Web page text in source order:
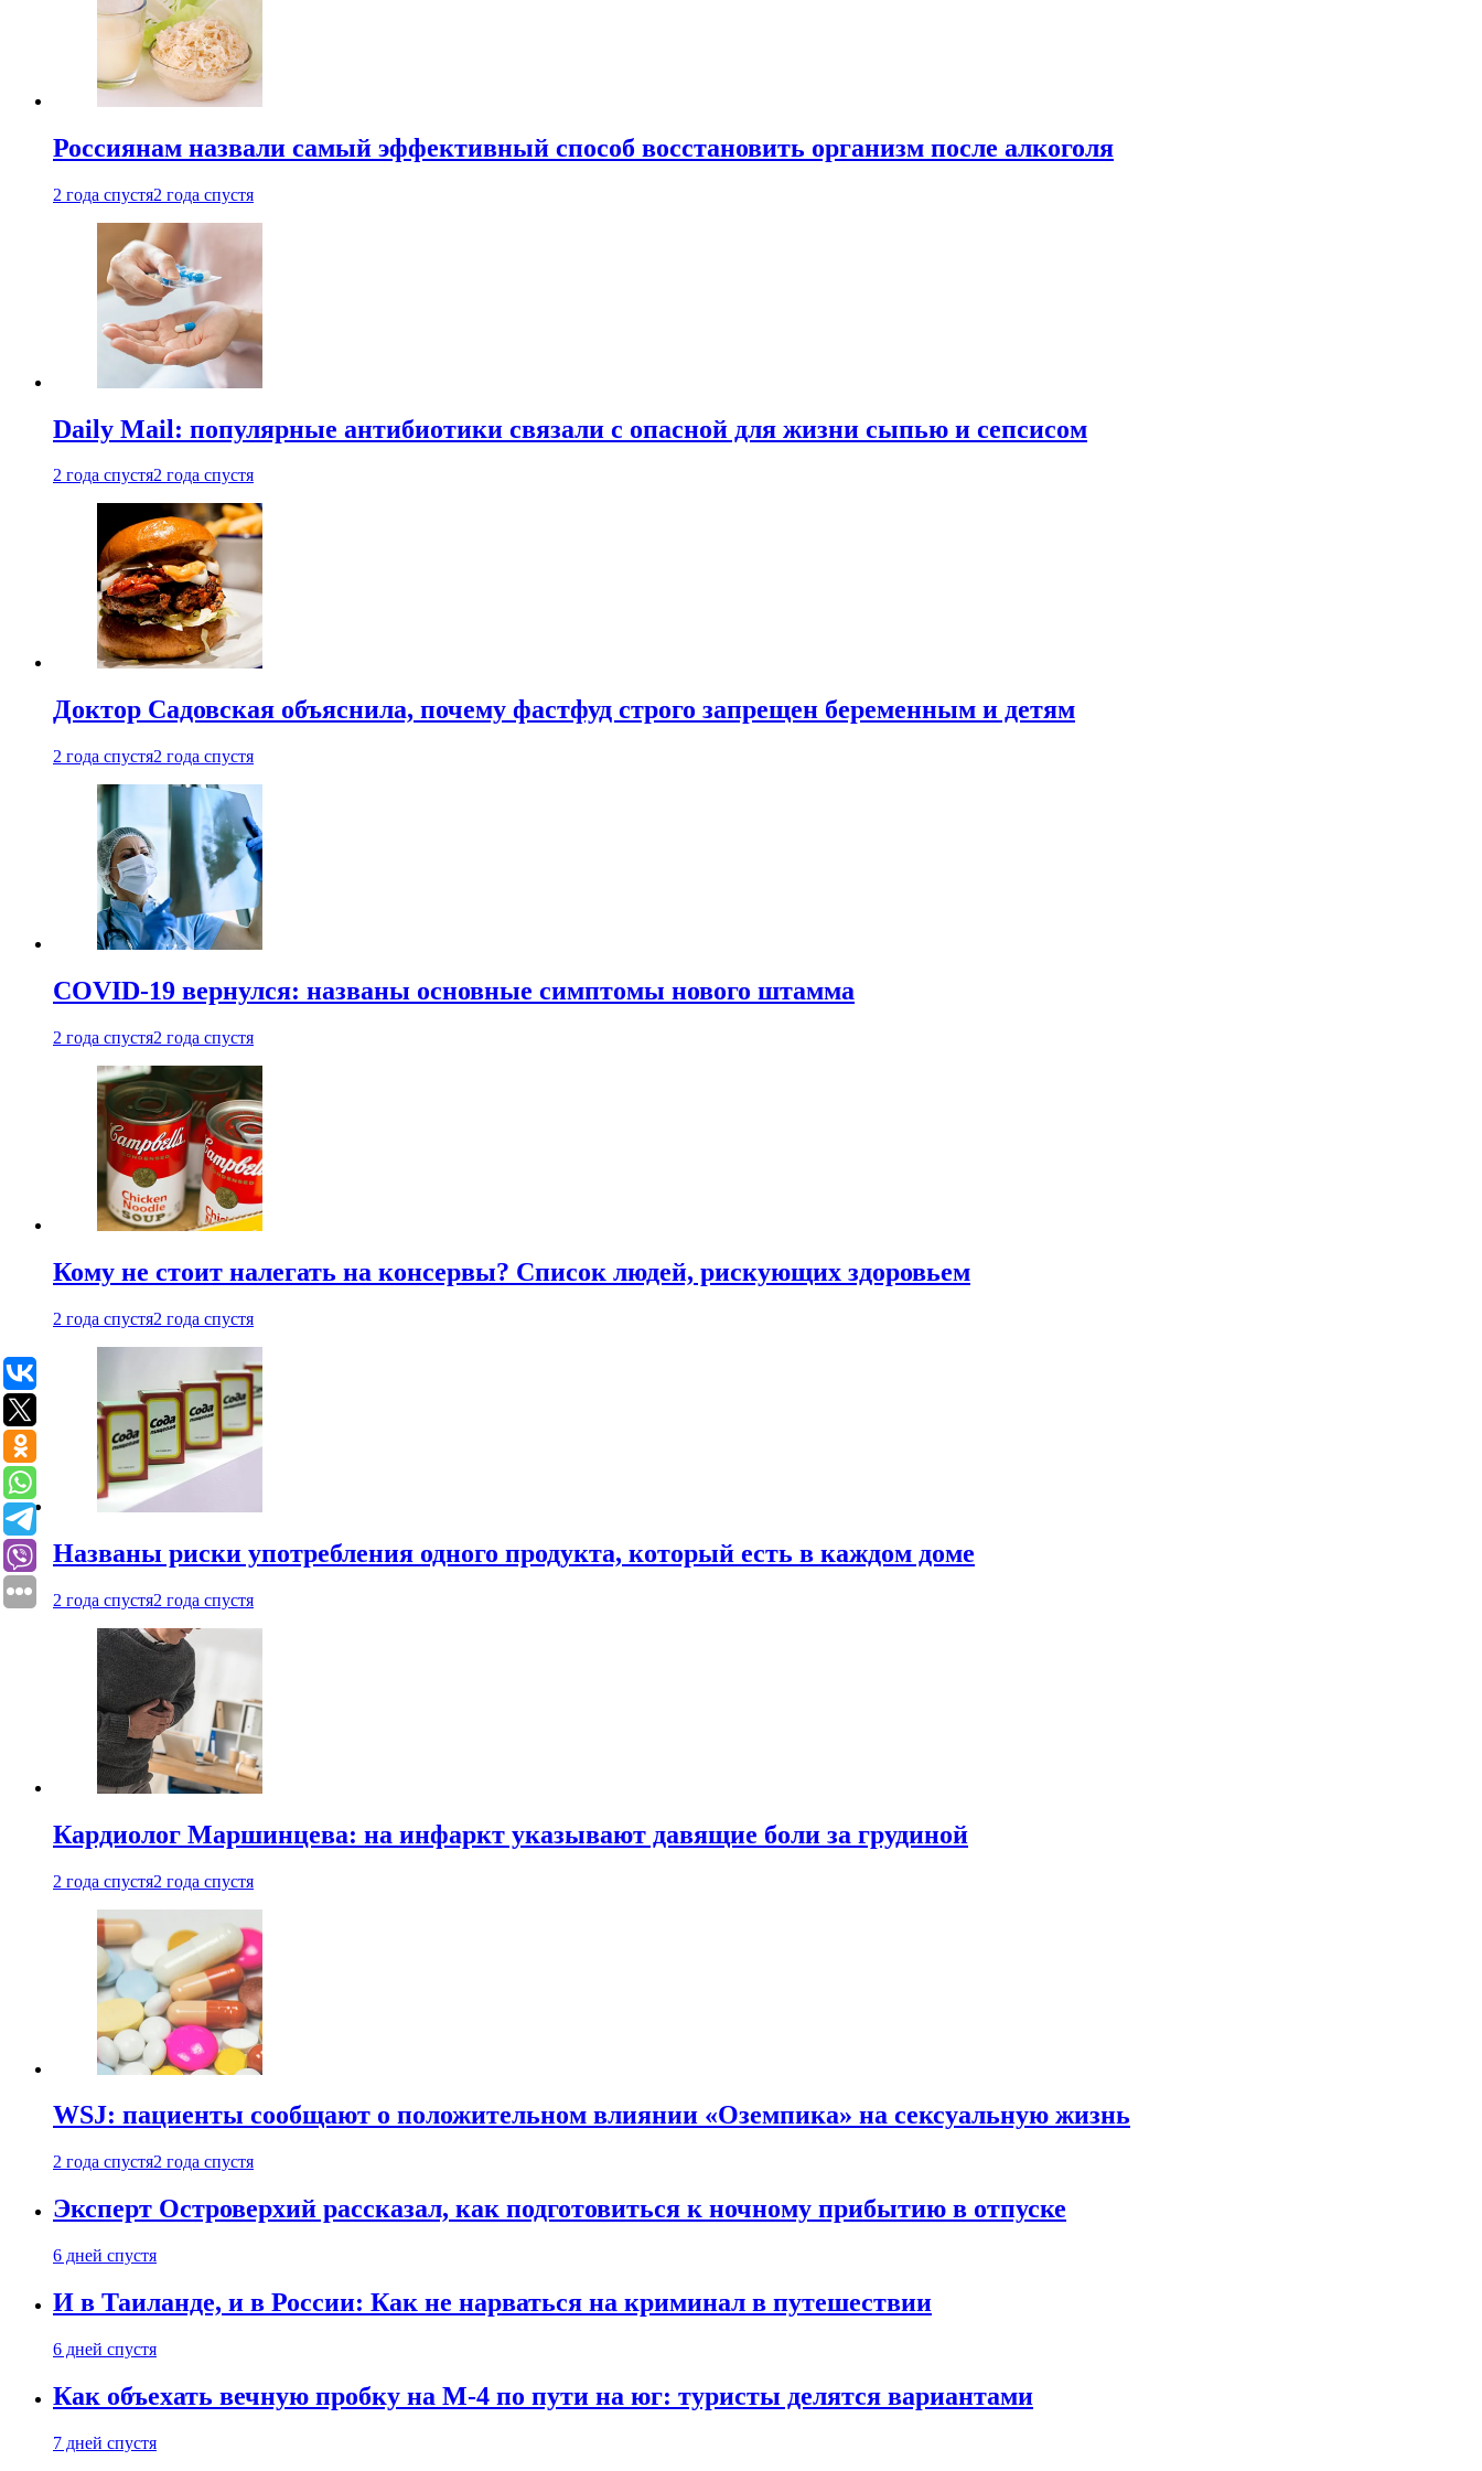
Россиянам назвали самый эффективный способ восстановить организм после алкоголя
2 года спустя2 года спустя
Daily Mail: популярные антибиотики связали с опасной для жизни сыпью и сепсисом
2 года спустя2 года спустя
Доктор Садовская объяснила, почему фастфуд строго запрещен беременным и детям
2 года спустя2 года спустя
COVID-19 вернулся: названы основные симптомы нового штамма
2 года спустя2 года спустя
Кому не стоит налегать на консервы? Список людей, рискующих здоровьем
2 года спустя2 года спустя
Названы риски употребления одного продукта, который есть в каждом доме
2 года спустя2 года спустя
Кардиолог Маршинцева: на инфаркт указывают давящие боли за грудиной
2 года спустя2 года спустя
WSJ: пациенты сообщают о положительном влиянии «Оземпика» на сексуальную жизнь
2 года спустя2 года спустя
Эксперт Островерхий рассказал, как подготовиться к ночному прибытию в отпуске
6 дней спустя
И в Таиланде, и в России: Как не нарваться на криминал в путешествии
6 дней спустя
Как объехать вечную пробку на М-4 по пути на юг: туристы делятся вариантами
7 дней спустя